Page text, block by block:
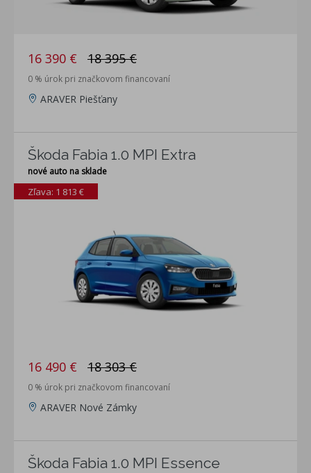
16 390 € 18 395 €
0 % úrok pri značkovom financovaní
ARAVER Piešťany
Škoda Fabia 1.0 MPI Extra
nové auto na sklade
Zľava: 1 813 €
16 490 € 18 303 €
0 % úrok pri značkovom financovaní
ARAVER Nové Zámky
Škoda Fabia 1.0 MPI Essence